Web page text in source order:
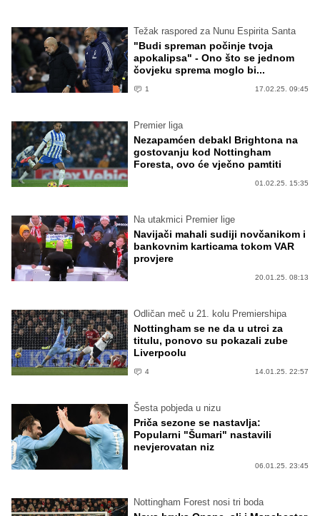
Težak raspored za Nunu Espirita Santa
"Budi spreman počinje tvoja
apokalipsa" - Ono što se jednom
čovjeku sprema moglo bi...
1 17.02.25. 09:45
Premier liga
Nezapamćen debakl Brightona na
gostovanju kod Nottingham
Foresta, ovo će vječno pamtiti
01.02.25. 15:35
Na utakmici Premier lige
Navijači mahali sudiji novčanikom i
bankovnim karticama tokom VAR
provjere
20.01.25. 08:13
Odličan meč u 21. kolu Premiershipa
Nottingham se ne da u utrci za
titulu, ponovo su pokazali zube
Liverpoolu
4 14.01.25. 22:57
Šesta pobjeda u nizu
Priča sezone se nastavlja:
Popularni "Šumari" nastavili
nevjerovatan niz
06.01.25. 23:45
Nottingham Forest nosi tri boda